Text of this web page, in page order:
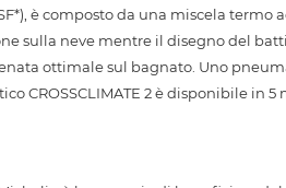
è composto da una miscela
sulla neve mentre il disegno del
ottimale sul bagnato. Uno
CROSSCLIMATE 2 è disponibile in